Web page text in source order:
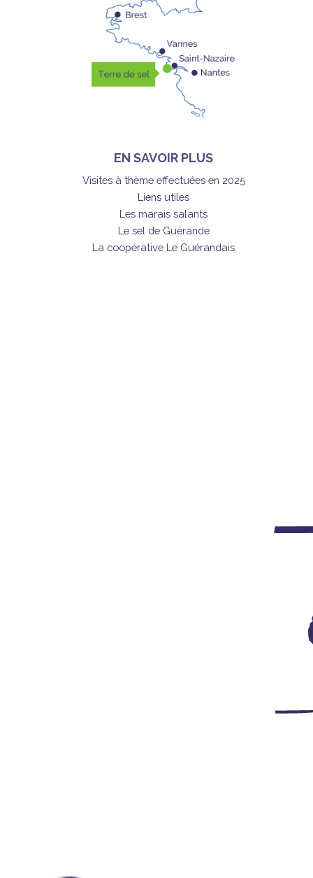
EN SAVOIR PLUS
Visites à thème effectuées en 2025
Liens utiles
Les marais salants
Le sel de Guérande
La coopérative Le Guérandais